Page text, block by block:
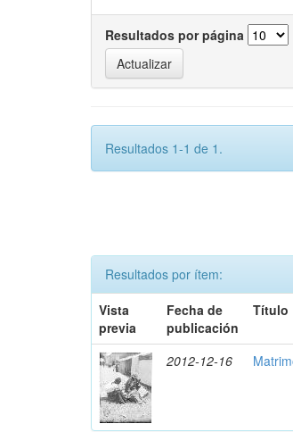
Resultados por página
Resultados 1-1 de 1.
Resultados por ítem:
Vista
previa
Fecha de
publicación
Título
2012-12-16